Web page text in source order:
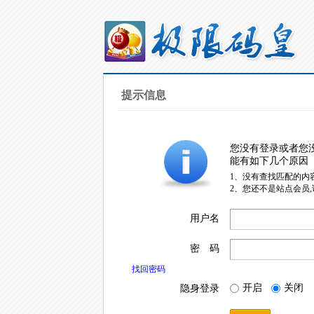
提示信息
您没有登录或者您
能有如下几个原因
1、没有查找匹配的内
2、您还不是站点会员
用户名
密 码
找回密码
隐身登录 开启 关闭